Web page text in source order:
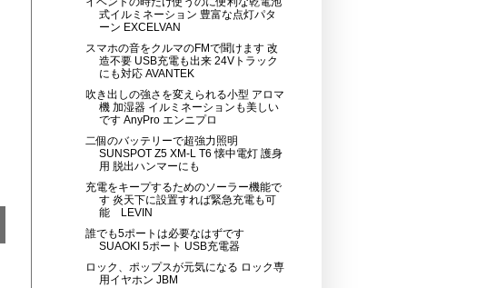
式イルミネーション 豊富な点灯パタ
ーン EXCELVAN
スマホの音をクルマのFMで聞けます 改
造不要 USB充電も出来 24Vトラック
にも対応 AVANTEK
吹き出しの強さを変えられる小型 アロマ
機 加湿器 イルミネーションも美しい
です AnyPro エンニプロ
二個のバッテリーで超強力照明
SUNSPOT Z5 XM-L T6 懐中電灯 護身
用 脱出ハンマーにも
充電をキープするためのソーラー機能で
す 炎天下に設置すれば緊急充電も可
能 LEVIN
誰でも5ポートは必要なはずです
SUAOKI 5ポート USB充電器
ロック、ポップスが元気になる ロック専
用イヤホン JBM